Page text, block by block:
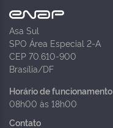
Asa Sul
SPO Área Especial 2-A
CEP 70.610-900
Brasília/DF
Horário de funcionamento
08h00 às 18h00
Contato